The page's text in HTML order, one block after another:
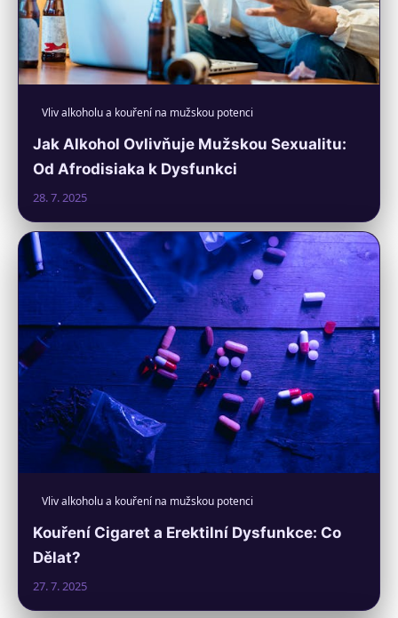
Vliv alkoholu a kouření na mužskou potenci
Jak Alkohol Ovlivňuje Mužskou Sexualitu:
Od Afrodisiaka k Dysfunkci
28. 7. 2025
Vliv alkoholu a kouření na mužskou potenci
Kouření Cigaret a Erektilní Dysfunkce: Co
Dělat?
27. 7. 2025